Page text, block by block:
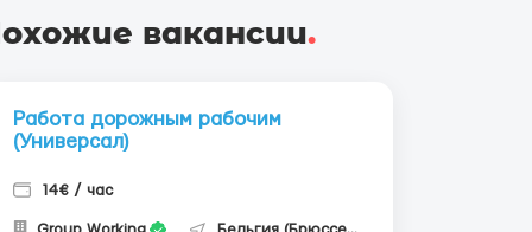
вакансии.
Работа дорожным рабочим
(Универсал)
14€ / час